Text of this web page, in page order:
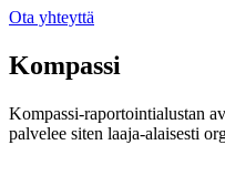
Ota yhteyttä
Kompassi
Kompassi-raportointialustan
palvelee siten laaja-alaisesti